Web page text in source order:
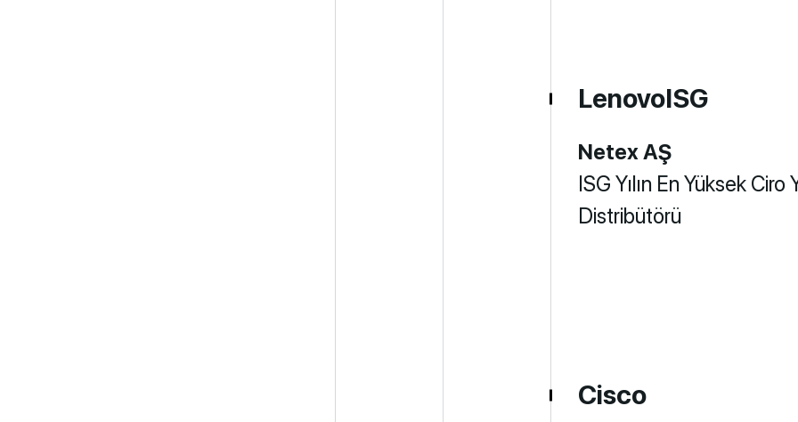
LenovoISG
Netex AŞ
ISG Yılın En Yüksek Ciro
Distribütörü
Cisco